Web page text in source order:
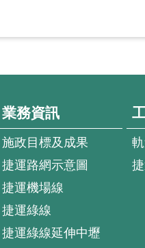
業務資訊
施政目標及成果
捷運路網示意圖
捷運機場線
捷運綠線
捷運綠線延伸中壢